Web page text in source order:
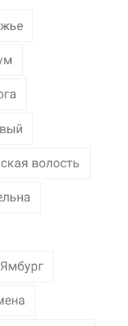
волость
Ямбург